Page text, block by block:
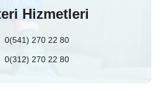
Hizmetleri
0(541) 270 22 80
0(312) 270 22 80